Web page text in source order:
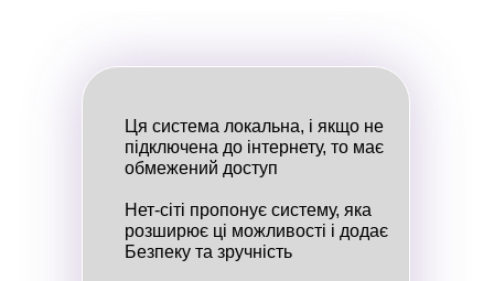
Ця система локальна, і якщо не
підключена до інтернету, то має
обмежений доступ
Нет-сіті пропонує систему, яка
розширює ці можливості і додає
Безпеку та зручність